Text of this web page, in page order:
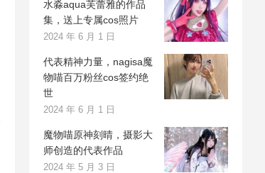
水淼aqua芙蕾雅的作品
集，送上专属cos照片
2024 年 6 月 1 日
代表精神力量，nagisa魔
物喵百万粉丝cos签约绝
世
2024 年 6 月 1 日
魔物喵原神刻晴，摄影大
师创造的代表作品
2024 年 5 月 3 日